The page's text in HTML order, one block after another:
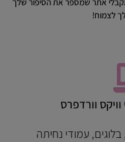
אתר שמספר את הסיפור שלך
לצמוח!
וורדפרס
עמודי נחיתה